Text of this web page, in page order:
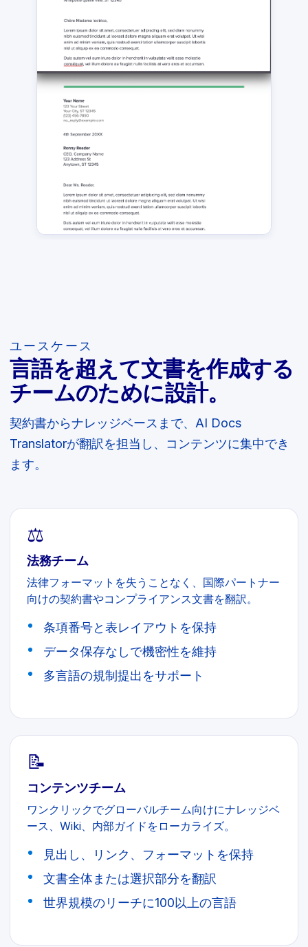
ユースケース
言語を超えて文書を作成する
チームのために設計。
契約書からナレッジベースまで、AI Docs
Translatorが翻訳を担当し、コンテンツに集中でき
ます。
⚖️
法務チーム
法律フォーマットを失うことなく、国際パートナー
向けの契約書やコンプライアンス文書を翻訳。
条項番号と表レイアウトを保持
データ保存なしで機密性を維持
多言語の規制提出をサポート
📝
コンテンツチーム
ワンクリックでグローバルチーム向けにナレッジベ
ース、Wiki、内部ガイドをローカライズ。
見出し、リンク、フォーマットを保持
文書全体または選択部分を翻訳
世界規模のリーチに100以上の言語